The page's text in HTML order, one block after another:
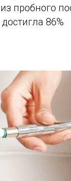
пробного
86%